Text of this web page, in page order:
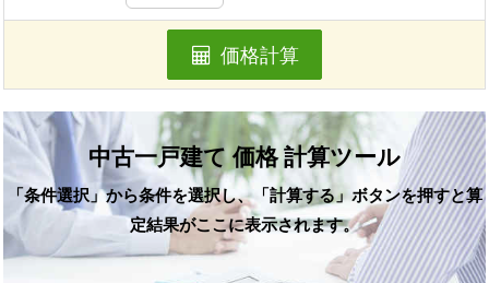
価格計算
中古一戸建て 価格 計算ツール
「条件選択」から条件を選択し、「計算する」ボタンを押すと算
定結果がここに表示されます。